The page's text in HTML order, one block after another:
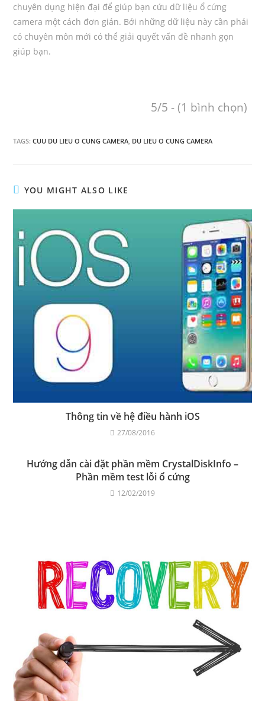
chuyên dụng hiện đại để giúp bạn cứu dữ liệu ổ cứng
camera một cách đơn giản. Bởi những dữ liệu này cần phải
có chuyên môn mới có thể giải quyết vấn đề nhanh gọn
giúp bạn.
5/5 - (1 bình chọn)
TAGS:CUU DU LIEU O CUNG CAMERA, DU LIEU O CUNG CAMERA
YOU MIGHT ALSO LIKE
Thông tin về hệ điều hành iOS
27/08/2016
Hướng dẫn cài đặt phần mềm CrystalDiskInfo –
Phần mềm test lỗi ổ cứng
12/02/2019